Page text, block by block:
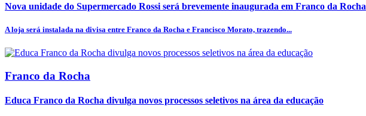
Nova unidade do Supermercado Rossi será brevemente inaugurada em Franco da Rocha
A loja será instalada na divisa entre Franco da Rocha e Francisco Morato, trazendo...
Franco da Rocha
Educa Franco da Rocha divulga novos processos seletivos na área da educação